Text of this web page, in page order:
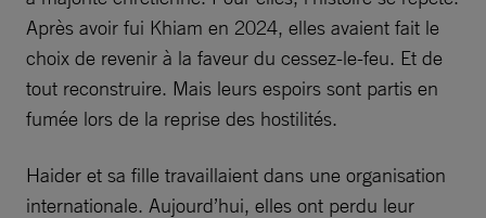
Après avoir fui Khiam en 2024, elles avaient fait le
choix de revenir à la faveur du cessez-le-feu. Et de
tout reconstruire. Mais leurs espoirs sont partis en
fumée lors de la reprise des hostilités.
Haider et sa fille travaillaient dans une organisation
internationale. Aujourd’hui, elles ont perdu leur